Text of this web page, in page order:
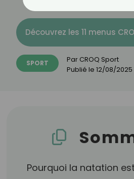
Découvrez les 11 menus
SPORT Par CROQ Sport
Publié le 12/08/2025
Pourquoi la natation